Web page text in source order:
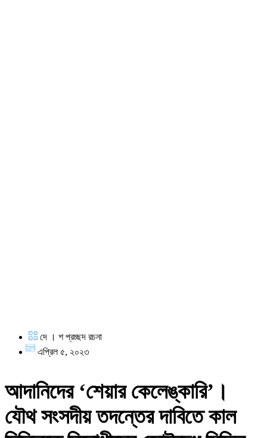
দে । শ প্রচ্ছদ রচনা
এপ্রিল ৫, ২০২৩
আদানিদের ‘শেয়ার কেলেঙ্কারি’।
যৌথ সংসদীয় তদন্তের দাবিতে কাল